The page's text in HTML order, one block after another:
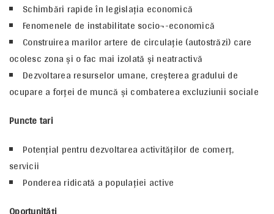
Schimbări rapide în legislaţia economică
Fenomenele de instabilitate socio¬-economică
Construirea marilor artere de circulaţie (autostrăzi) care
ocolesc zona şi o fac mai izolată şi neatractivă
Dezvoltarea resurselor umane, creşterea gradului de
ocupare a forţei de muncă şi combaterea excluziunii sociale
Puncte tari
Potenţial pentru dezvoltarea activităţilor de comerţ,
servicii
Ponderea ridicată a populaţiei active